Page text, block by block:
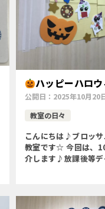
ハッピーハロ
公開日： 2025年10月20
教室の日々
こんにちは♪ブロッ
教室です☆ 今回は、
介します♪放課後等デ